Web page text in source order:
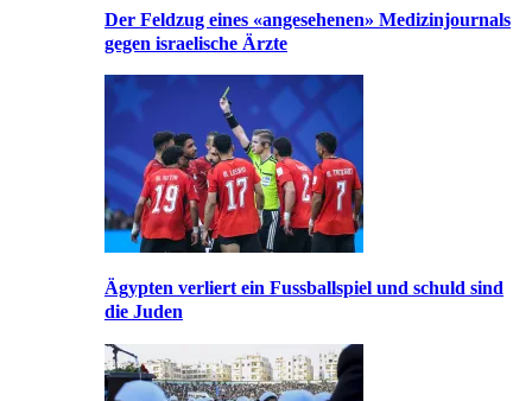
Der Feldzug eines «angesehenen» Medizinjournals
gegen israelische Ärzte
Ägypten verliert ein Fussballspiel und schuld sind
die Juden